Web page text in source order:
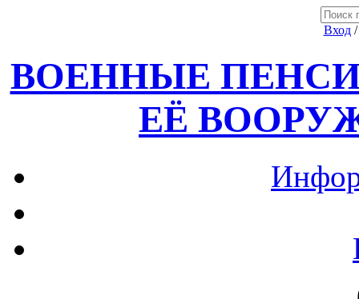
Вход
ВОЕННЫЕ
ЕЁ